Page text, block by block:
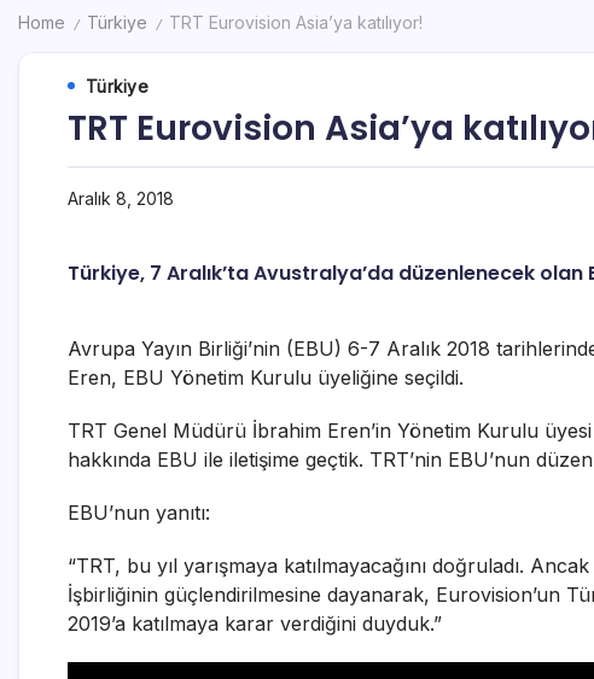
Home / Türkiye / TRT Eurovision Asia’ya katılıyor!
Türkiye
TRT Eurovision Asia’ya
Aralık 8, 2018
Türkiye, 7 Aralık’ta Avustralya’da düzenlenecek olan
Avrupa Yayın Birliği’nin (EBU) 6-7 Aralık 2018
Eren, EBU Yönetim Kurulu üyeliğine seçildi.
TRT Genel Müdürü İbrahim Eren’in Yönetim Kurulu
hakkında EBU ile iletişime geçtik. TRT’nin EBU’nun
EBU’nun yanıtı:
“TRT, bu yıl yarışmaya katılmayacağını doğruladı.
İşbirliğinin güçlendirilmesine dayanarak, Eurovision’un
2019’a katılmaya karar verdiğini duyduk.”